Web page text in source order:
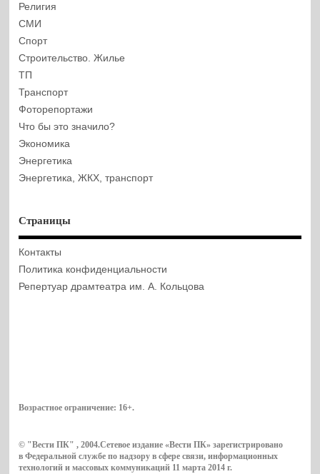
Религия
СМИ
Спорт
Строительство. Жилье
ТП
Транспорт
Фоторепортажи
Что бы это значило?
Экономика
Энергетика
Энергетика, ЖКХ, транспорт
Страницы
Контакты
Политика конфиденциальности
Репертуар драмтеатра им. А. Кольцова
Возрастное ограничение: 16+.
© "Вести ПК" , 2004.Сетевое издание «Вести ПК» зарегистрировано
в Федеральной службе по надзору в сфере связи, информационных
технологий и массовых коммуникаций 11 марта 2014 г.